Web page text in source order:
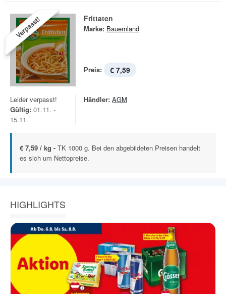
Verpasst! Frittaten
Marke: Bauernland
Preis: € 7,59
Leider verpasst!
Gültig: 01.11. -
15.11.
Händler: AGM
€ 7,59 / kg - TK 1000 g. Bei den abgebildeten Preisen handelt
es sich um Nettopreise.
HIGHLIGHTS